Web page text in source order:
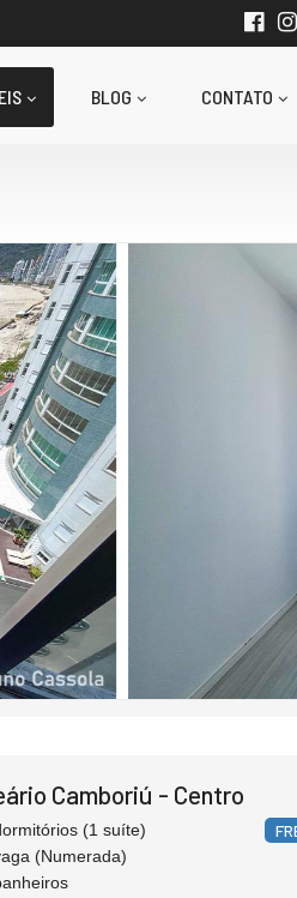
BLOG CONTATO
Camboriú - Centro
(1 suíte)
(Numerada)